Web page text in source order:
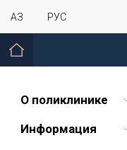
ҚАЗ РУС
О поликлинике
Информация